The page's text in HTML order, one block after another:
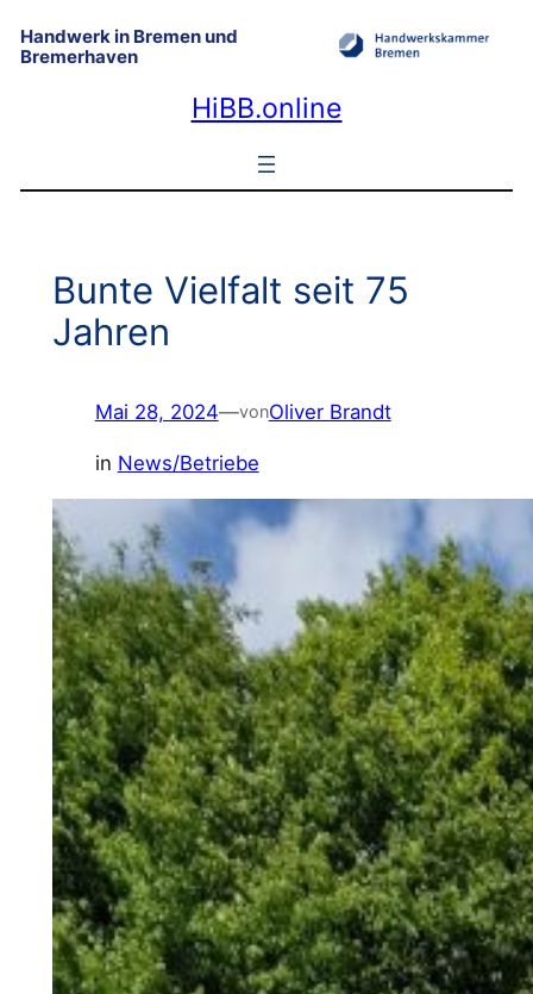
Zum
Inhalt
Handwerk in Bremen und
Bremerhaven
HiBB.online
Bunte Vielfalt seit 75
Jahren
Mai 28, 2024—vonOliver Brandt
in News/Betriebe